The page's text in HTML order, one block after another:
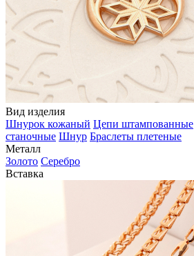
Вид изделия
Шнурок кожаный Цепи штампованные
станочные Шнур Браслеты плетеные
Металл
Золото Серебро
Вставка